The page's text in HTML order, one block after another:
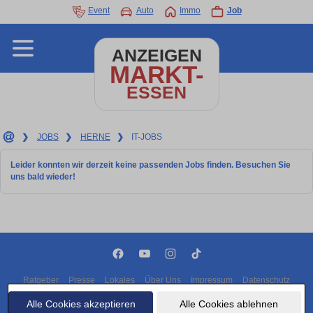
Alle Cookies akzeptieren Alle Cookies ablehnen
Event Auto Immo Job
ANZEIGEN
MARKT-
ESSEN
❯ JOBS ❯ HERNE ❯ IT-JOBS
Leider konnten wir derzeit keine passenden Jobs finden. Besuchen Sie
uns bald wieder!
Ratgeber Presse Lokales Über Uns Impressum Datenschutz